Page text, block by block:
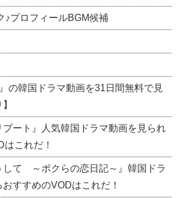
♪プロフィールBGM候補
の韓国ドラマ動画を31日間無料で見
ブート』人気韓国ドラマ動画を見られ
これだ！
して ～ボクらの恋日記～』韓国ドラ
すすめのVODはこれだ！